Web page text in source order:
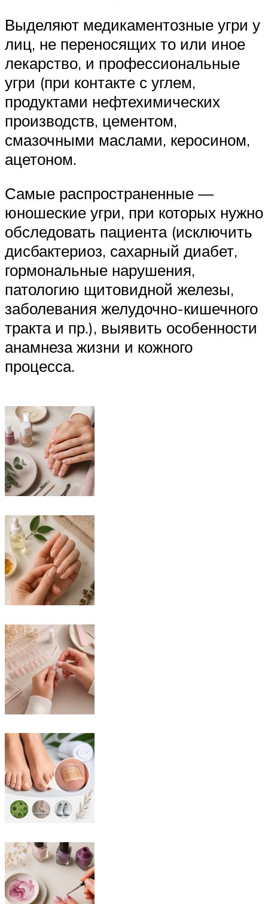
Выделяют медикаментозные угри у
лиц, не переносящих то или иное
лекарство, и профессиональные
угри (при контакте с углем,
продуктами нефтехимических
производств, цементом,
смазочными маслами, керосином,
ацетоном.
Самые распространенные —
юношеские угри, при которых нужно
обследовать пациента (исключить
дисбактериоз, сахарный диабет,
гормональные нарушения,
патологию щитовидной железы,
заболевания желудочно-кишечного
тракта и пр.), выявить особенности
анамнеза жизни и кожного
процесса.